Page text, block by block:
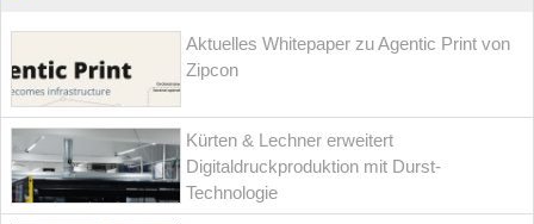
Aktuelles Whitepaper zu Agentic Print von
Zipcon
Kürten & Lechner erweitert
Digitaldruckproduktion mit Durst-
Technologie